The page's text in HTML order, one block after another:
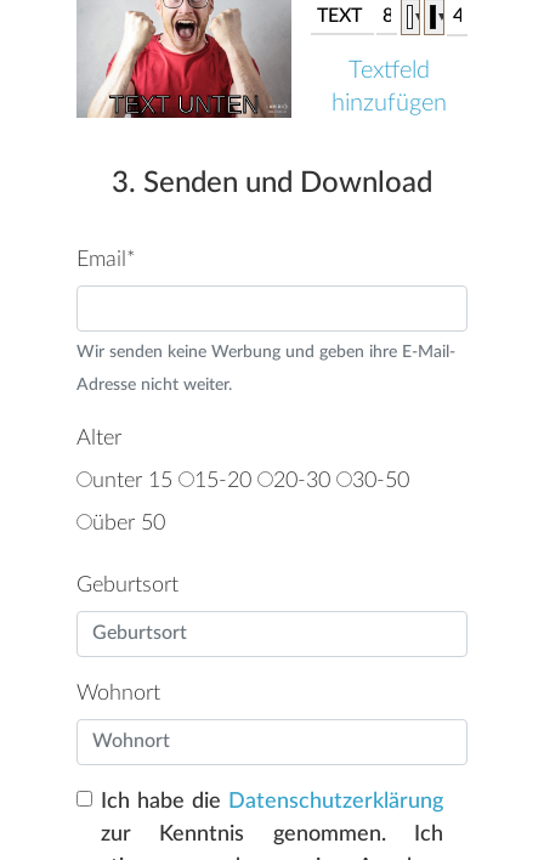
▼ ▼
Textfeld
hinzufügen
3. Senden und Download
Email*
Wir senden keine Werbung und geben ihre E-Mail-
Adresse nicht weiter.
Alter
unter 15 15-20 20-30 30-50
über 50
Geburtsort
Wohnort
Ich habe die Datenschutzerklärung
zur Kenntnis genommen. Ich